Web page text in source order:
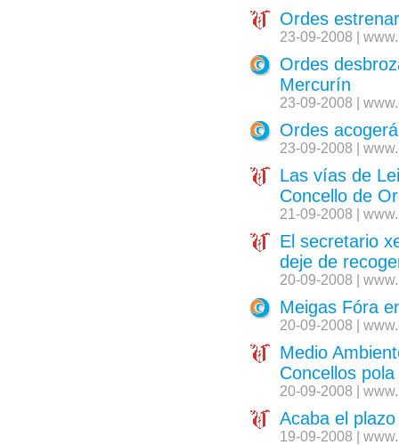
Ordes
23-09-2008 |
Ordes
Mercurín
23-09-2008 |
Ordes
23-09-2008 |
Las vías de
Concello de
21-09-2008 |
El secretario
deje de
20-09-2008 |
Meigas Fóra
20-09-2008 |
Medio
Concellos
20-09-2008 |
Acaba el
19-09-2008 |